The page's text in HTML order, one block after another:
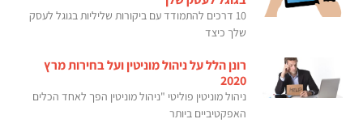
10 דרכים להתמודד עם ביקורות שליליות בגוגל לעסק
שלך כיצד
רונן הלל על ניהול מוניטין ועל בחירות מרץ
2020
ניהול מוניטין פוליטי "ניהול מוניטין הפך לאחד הכלים
האפקטיביים ביותר